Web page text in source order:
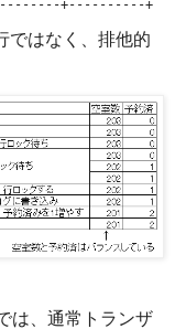
ではなく、排他的
は、通常トランザ